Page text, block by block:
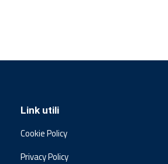
Link utili
Cookie Policy
Privacy Policy